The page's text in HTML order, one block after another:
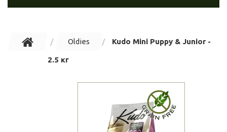
Oldies Kudo Mini Puppy & Junior -
2.5 кг